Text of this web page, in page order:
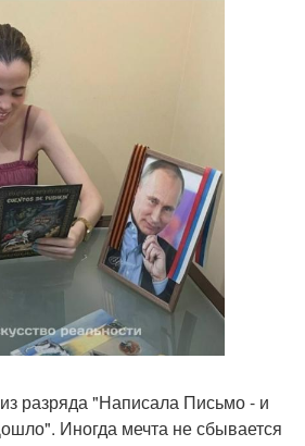
разряда "Написала Письмо - и
Иногда мечта не сбывается